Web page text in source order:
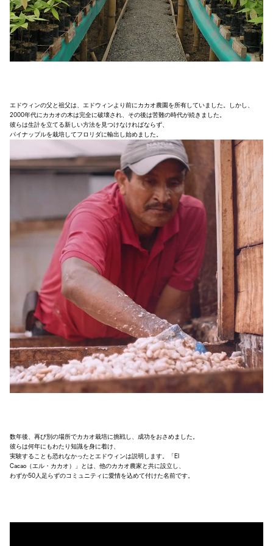
エドウィンの父と祖父は、エドウィンより前にカカオ農園を所有していました。しかし、
2000年代にカカオの木は完全に破壊され、その後は苦難の時代が続きました。
彼らは生計を立てる新しい方法を見つけなければならず、
パイナップルを栽培してフロリダに輸出し始めました。
数年後、再び別の場所でカカオ栽培に挑戦し、成功をおさめました。
彼らは何年にもわたり知識を身に着け、
実験することも恐れなかったとエドウィンは説明します。「El
Cacao（エル・カカオ）」とは、他のカカオ農家と共に設立し、
わずか50人足らずのコミュニティに愛情を込めて付けた名前です。